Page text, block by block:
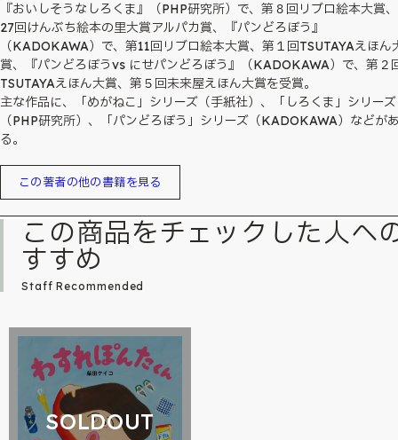
『おいしそうなしろくま』（PHP研究所）で、第８回リブロ絵本大賞
27回けんぶち絵本の里大賞アルパカ賞、『パンどろぼう』
（KADOKAWA）で、第11回リブロ絵本大賞、第１回TSUTAYAえほん
賞、『パンどろぼうvs にせパンどろぼう』（KADOKAWA）で、第２
TSUTAYAえほん大賞、第５回未来屋えほん大賞を受賞。
主な作品に、「めがねこ」シリーズ（手紙社）、「しろくま」シリーズ
（PHP研究所）、「パンどろぼう」シリーズ（KADOKAWA）などが
る。
この著者の他の書籍を見る
この商品をチェックした人へ
すすめ
Staff Recommended
SOLDOUT